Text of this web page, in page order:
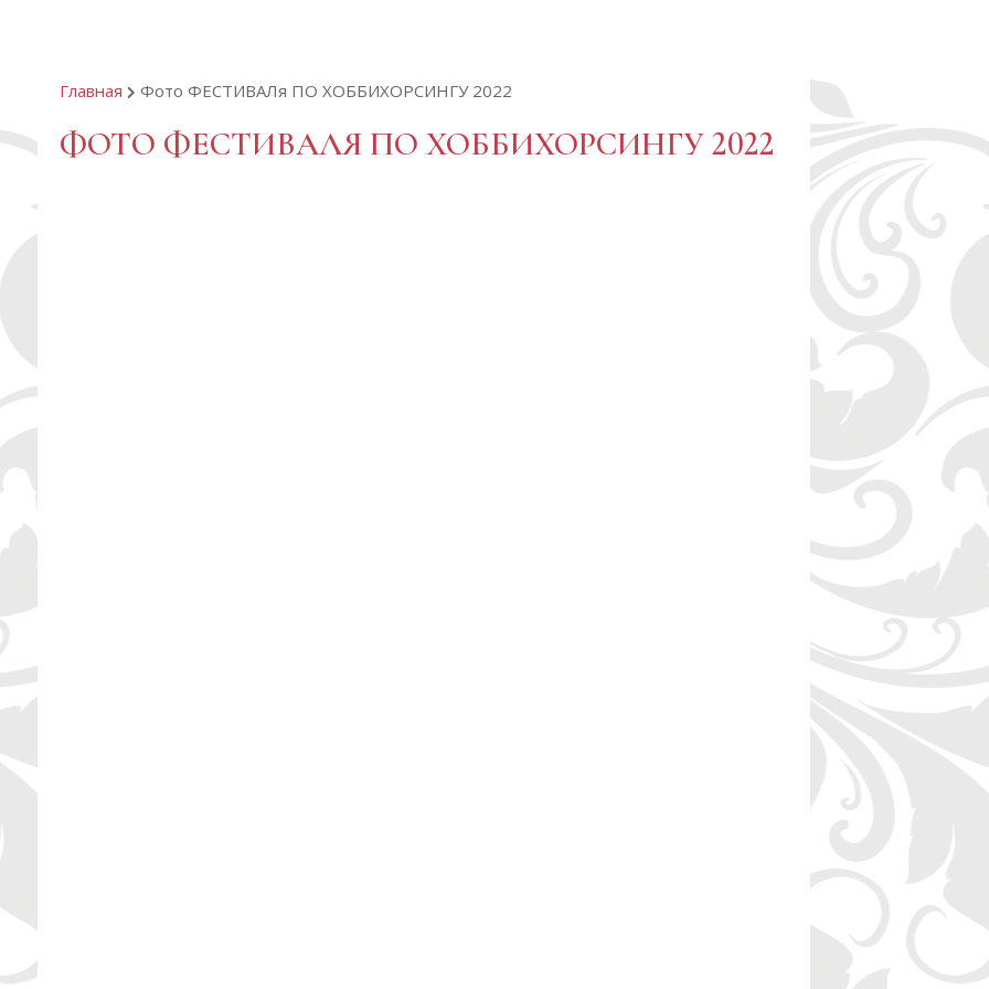
Главная Фото ФЕСТИВАЛя ПО ХОББИХОРСИНГУ 2022
ФОТО ФЕСТИВАЛЯ ПО ХОББИХОРСИНГУ 2022